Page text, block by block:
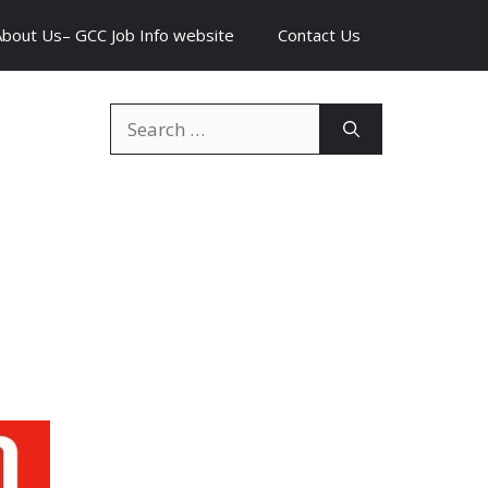
Us– GCC Job Info website Contact Us
for: